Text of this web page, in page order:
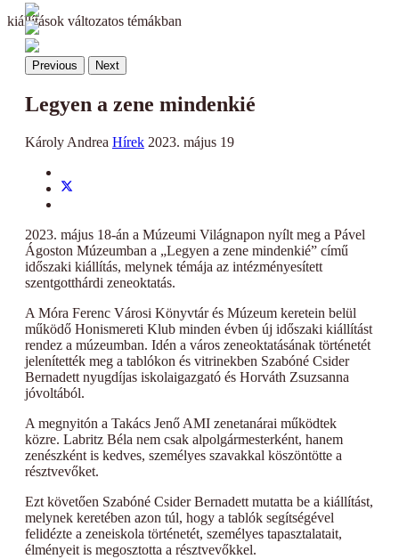
kiállítások változatos témákban
Previous Next
Legyen a zene mindenkié
Károly Andrea Hírek 2023. május 19
2023. május 18-án a Múzeumi Világnapon nyílt meg a Pável
Ágoston Múzeumban a „Legyen a zene mindenkié” című
időszaki kiállítás, melynek témája az intézményesített
szentgotthárdi zeneoktatás.
A Móra Ferenc Városi Könyvtár és Múzeum keretein belül
működő Honismereti Klub minden évben új időszaki kiállítást
rendez a múzeumban. Idén a város zeneoktatásának történetét
jelenítették meg a tablókon és vitrinekben Szabóné Csider
Bernadett nyugdíjas iskolaigazgató és Horváth Zsuzsanna
jóvoltából.
A megnyitón a Takács Jenő AMI zenetanárai működtek
közre. Labritz Béla nem csak alpolgármesterként, hanem
zenészként is kedves, személyes szavakkal köszöntötte a
résztvevőket.
Ezt követően Szabóné Csider Bernadett mutatta be a kiállítást,
melynek keretében azon túl, hogy a tablók segítségével
felidézte a zeneiskola történetét, személyes tapasztalatait,
élményeit is megosztotta a résztvevőkkel.